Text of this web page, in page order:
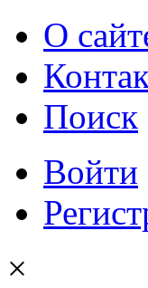
О
Поиск
Войти
×